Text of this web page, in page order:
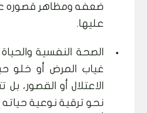
ضعفه ومظاهر قصوره
عليها.
الصحة النفسية
غياب المرض أو خلو
الاعتلال أو القصور،
نحو ترقية نوعية